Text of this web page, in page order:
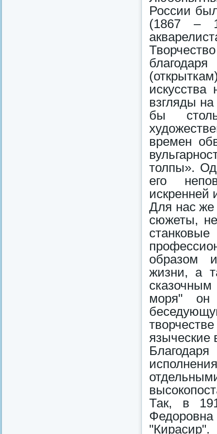
России
(1867 –
искусства
взгляды
бы
времен
толпы».
его
искренней
Для нас же
сюжеты,
образом
жизни, а
моря" он
языческие
Так, в
"Кирасир".